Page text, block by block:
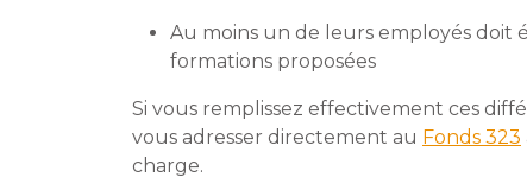
Au moins un de leurs employés doit
formations proposées
Si vous remplissez effectivement ces
vous adresser directement au Fonds 323
charge.